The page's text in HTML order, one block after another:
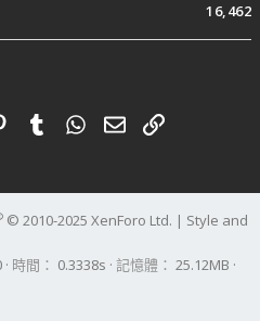
16,462
PinterestTumblrWhatsApp
電子郵件
連結
© 2010-2025 XenForo Ltd. | Style and
時間 0.3338s 記憶體 25.12MB